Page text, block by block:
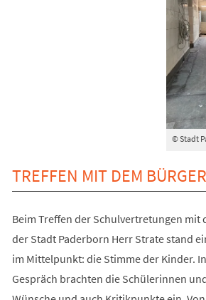
© Stadt
TREFFEN MIT DEM
Beim Treffen der Schulvertretungen mit
der Stadt Paderborn Herr Strate stand
im Mittelpunkt: die Stimme der Kinder.
Gespräch brachten die Schülerinnen